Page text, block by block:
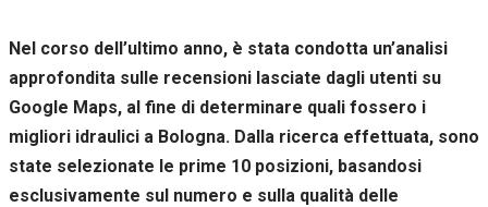
Nel corso dell’ultimo anno, è stata condotta un’analisi
approfondita sulle recensioni lasciate dagli utenti su
Google Maps, al fine di determinare quali fossero i
migliori idraulici a Bologna. Dalla ricerca effettuata, sono
state selezionate le prime 10 posizioni, basandosi
esclusivamente sul numero e sulla qualità delle